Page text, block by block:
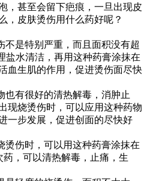
，甚至会留下疤痕，一旦出现皮
，皮肤烫伤用什么药好呢？
是特别严重，而且面积没有超
盐水清洁，再用这种药膏涂抹在
血生肌的作用，促进烫伤面尽快
有很好的清热解毒，消肿止
现烧烫伤时，可以应用这种药物
一步发展，促进创面的尽快好
伤时，可以用这种药膏涂抹在
，可以清热解毒，止痛，生